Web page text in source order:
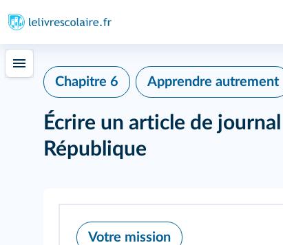
Chapitre 6 Apprendre autrement
Écrire un article de
République
Votre mission